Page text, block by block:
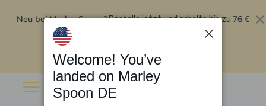
Neu bei Marley Spoon?Bestelle jetzt und erhalte bis zu 76 €
Rabatt auf deine ersten fünf Boxen
Welcome! You’ve
landed on Marley
Spoon DE